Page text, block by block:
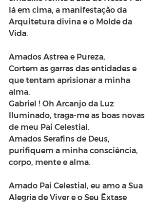
lá em cima, a manifestação da
Arquitetura divina e o Molde da
Vida.
Amados Astrea e Pureza,
Cortem as garras das entidades e
que tentam aprisionar a minha
alma.
Gabriel ! Oh Arcanjo da Luz
Iluminado, traga-me as boas novas
de meu Pai Celestial.
Amados Serafins de Deus,
purifiquem a minha consciência,
corpo, mente e alma.
Amado Pai Celestial, eu amo a Sua
Alegria de Viver e o Seu Êxtase